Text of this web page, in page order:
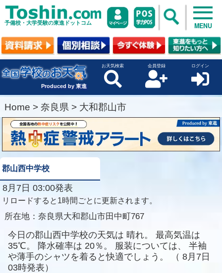
予備校・大学受験の東進ドットコム MENU
Produced by 東進
お天気検索 会員登録 ログイン
Home > 奈良県 > 大和郡山市
郡山西中学校
8月7日 03:00発表
リロードすると1時間ごとに更新されます。
所在地： 奈良県大和郡山市田中町767
今日の郡山西中学校の天気は 晴れ。
最高気温は
35℃。
降水確率は 20％。 服装については、
半袖
や薄手のシャツを着ると快適でしょう。
（ 8月7日
03時発表）